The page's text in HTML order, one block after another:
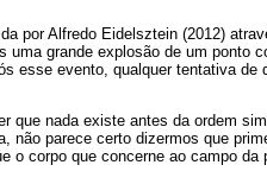
por Alfredo Eidelsztein (2012)
uma grande explosão de um ponto
esse evento, qualquer tentativa de
que nada existe antes da ordem
não parece certo dizermos que
o corpo que concerne ao campo da